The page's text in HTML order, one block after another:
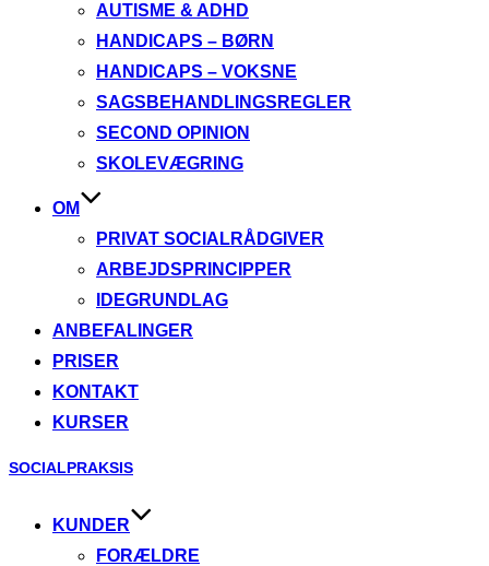
AUTISME & ADHD
HANDICAPS – BØRN
HANDICAPS – VOKSNE
SAGSBEHANDLINGSREGLER
SECOND OPINION
SKOLEVÆGRING
OM
PRIVAT SOCIALRÅDGIVER
ARBEJDSPRINCIPPER
IDEGRUNDLAG
ANBEFALINGER
PRISER
KONTAKT
KURSER
Videre
indhold
SOCIALPRAKSIS
KUNDER
FORÆLDRE